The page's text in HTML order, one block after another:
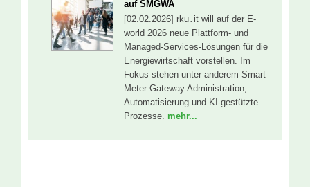
auf SMGWA
[02.02.2026] rku․it will auf der E-
world 2026 neue Plattform- und
Managed-Services-Lösungen für die
Energiewirtschaft vorstellen. Im
Fokus stehen unter anderem Smart
Meter Gateway Administration,
Automatisierung und KI-gestützte
Prozesse. mehr...